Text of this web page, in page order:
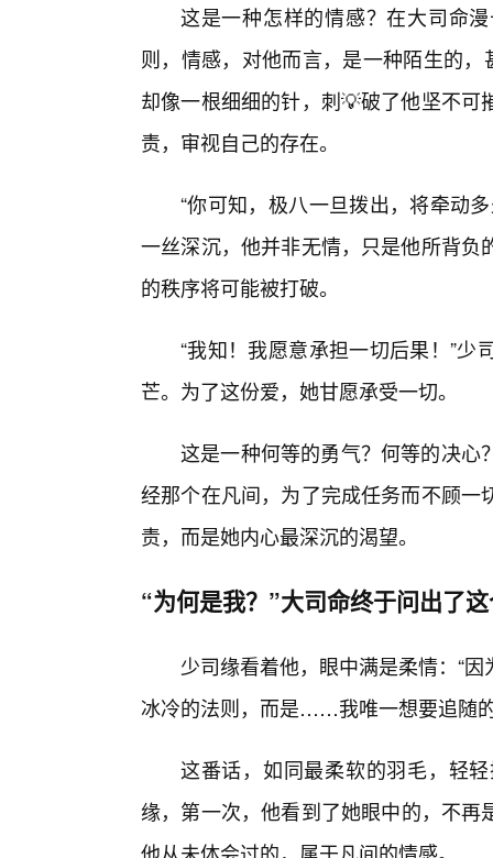
这是一种怎样的情感？在大司命
则，情感，对他而言，是一种陌生的
却像一根细细的针，刺💡破了他坚不
责，审视自己的存在。
“你可知，极八一旦拨出，将牵动
一丝深沉，他并非无情，只是他所背
的秩序将可能被打破。
“我知！我愿意承担一切后果！”
芒。为了这份爱，她甘愿承受一切。
这是一种何等的勇气？何等的决心
经那个在凡间，为了完成任务而不顾
责，而是她内心最深沉的渴望。
“为何是我？”大司命终于问出了
少司缘看着他，眼中满是柔情：“
冰冷的法则，而是……我唯一想要追随
这番话，如同最柔软的羽毛，轻
缘，第一次，他看到了她眼中的，不